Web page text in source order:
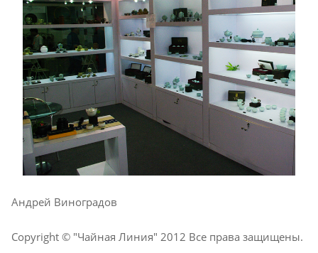
Андрей Виноградов
Copyright © "Чайная Линия" 2012 Все права защищены.